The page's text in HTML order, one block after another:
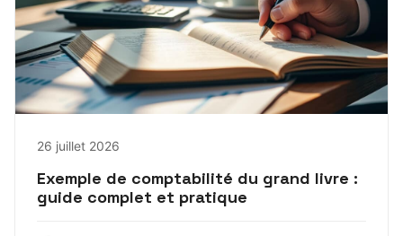
26 juillet 2026
Exemple de comptabilité du grand livre :
guide complet et pratique